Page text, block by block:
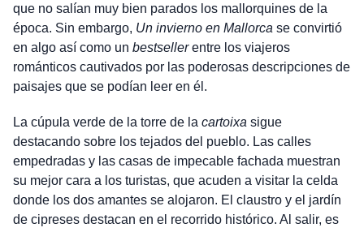
que no salían muy bien parados los mallorquines de la
época. Sin embargo, Un invierno en Mallorca se convirtió
en algo así como un bestsellerentre los viajeros
románticos cautivados por las poderosas descripciones de
paisajes que se podían leer en él.
La cúpula verde de la torre de la cartoixa sigue
destacando sobre los tejados del pueblo. Las calles
empedradas y las casas de impecable fachada muestran
su mejor cara a los turistas, que acuden a visitar la celda
donde los dos amantes se alojaron. El claustro y el jardín
de cipreses destacan en el recorrido histórico. Al salir, es